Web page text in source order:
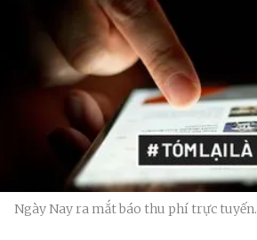
Ngày Nay ra mắt báo thu phí trực tuyến.